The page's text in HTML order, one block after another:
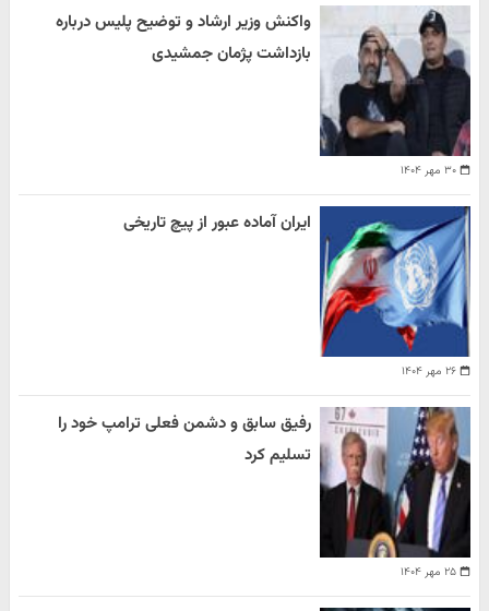
۳۰ مهر ۱۴۰۴
واکنش وزیر ارشاد و توضیح پلیس درباره
بازداشت پژمان جمشیدی
۲۶ مهر ۱۴۰۴
ایران آماده عبور از پیچ تاریخی
۲۵ مهر ۱۴۰۴
رفیق سابق و دشمن فعلی ترامپ خود را
تسلیم کرد